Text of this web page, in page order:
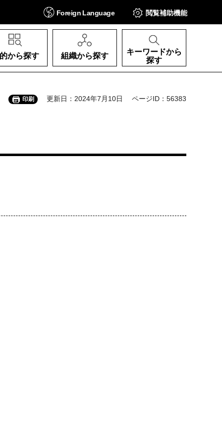
Foreign Language 閲覧補助機能
から探す 組織から探す
キーワードから
探す
印刷 更新日：2024年7月10日 ページID：56383